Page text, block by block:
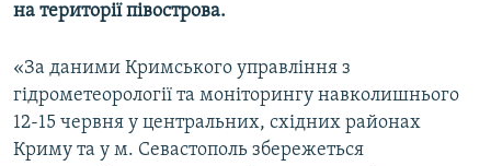
на території півострова.
«За даними Кримського управління з
гідрометеорології та моніторингу навколишнього
12-15 червня у центральних, східних районах
Криму та у м. Севастополь збережеться